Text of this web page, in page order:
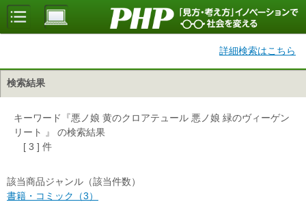
詳細検索はこちら
検索結果
キーワード『悪ノ娘 黄のクロアテュール 悪ノ娘 緑のヴィーゲン
リート 』 の検索結果
[ 3 ] 件
該当商品ジャンル（該当件数）
書籍・コミック（3）